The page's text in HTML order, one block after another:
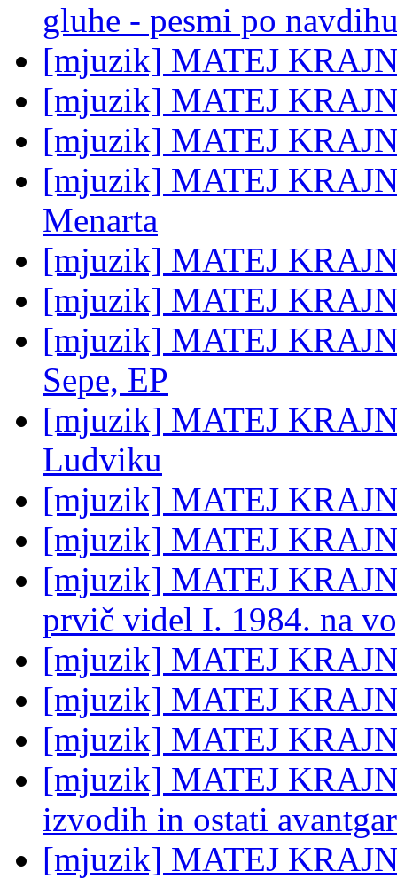
gluhe - pesmi po
[mjuzik] MATEJ
[mjuzik] MATEJ
[mjuzik] MATEJ
[mjuzik] MATEJ
Menarta
[mjuzik] MATEJ
[mjuzik] MATEJ
[mjuzik] MATEJ
Sepe, EP
[mjuzik] MATEJ
Ludviku
[mjuzik] MATEJ
[mjuzik] MATEJ
[mjuzik] MATEJ
prvič videl I. 1984. na
[mjuzik] MATEJ
[mjuzik] MATEJ
[mjuzik] MATEJ
[mjuzik] MATEJ
izvodih in ostati
[mjuzik] MATEJ